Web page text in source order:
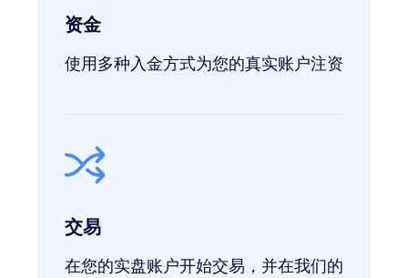
资金
使用多种入金方式为您的真实账户注资
交易
在您的实盘账户开始交易，并在我们的